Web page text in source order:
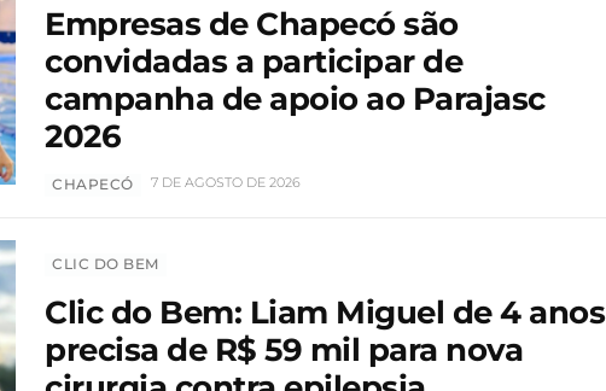
Empresas de Chapecó são
convidadas a participar de
campanha de apoio ao Parajasc
2026
CHAPECÓ 7 DE AGOSTO DE 2026
CLIC DO BEM
Clic do Bem: Liam Miguel de 4 anos
precisa de R$ 59 mil para nova